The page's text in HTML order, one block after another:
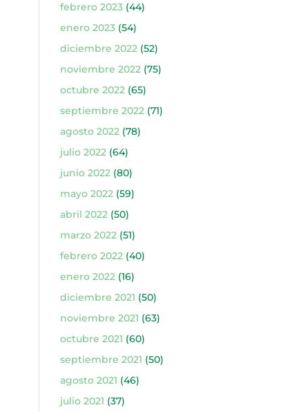
febrero 2023(44)
enero 2023(54)
diciembre 2022(52)
noviembre 2022(75)
octubre 2022(65)
septiembre 2022(71)
agosto 2022(78)
julio 2022(64)
junio 2022(80)
mayo 2022(59)
abril 2022(50)
marzo 2022(51)
febrero 2022(40)
enero 2022(16)
diciembre 2021 (50)
noviembre 2021 (63)
octubre 2021 (60)
septiembre 2021 (50)
agosto 2021 (46)
julio 2021 (37)